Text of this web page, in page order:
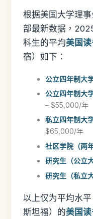
根据美国大学理
部最新数据，
科生的平均美国
宿）如下：
公立四年制大
公立四年制大
– $55,000/年
私立四年制大
$65,000/年
社区学院（两年
研究生（公立大
研究生（私立大
以上仅为平均水
斯坦福）的美国